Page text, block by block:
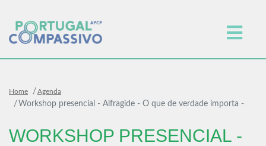
Home Agenda
Workshop presencial - Alfragide - O que de verdade importa -
WORKSHOP PRESENCIAL -